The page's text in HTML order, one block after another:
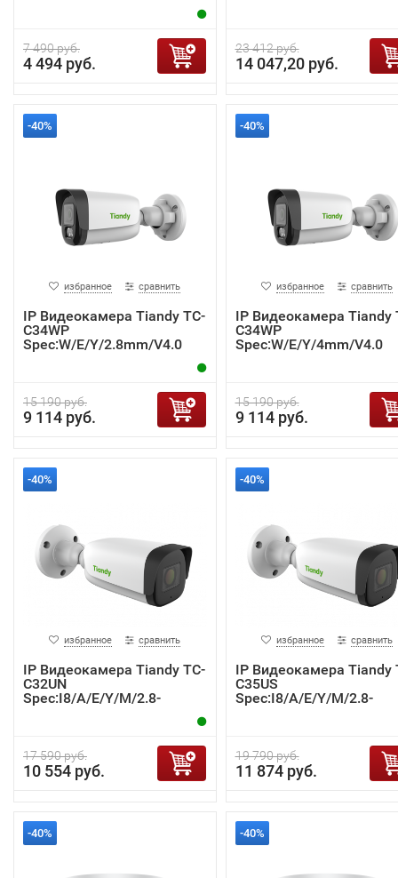
7 490 руб.
4 494 руб.
23 412 руб.
14 047,20 руб.
-40%
избранное сравнить
IP Видеокамера Tiandy TC-
C34WP
Spec:W/E/Y/2.8mm/V4.0
15 190 руб.
9 114 руб.
-40%
избранное сравнить
IP Видеокамера Tiandy
C34WP
Spec:W/E/Y/4mm/V4.0
15 190 руб.
9 114 руб.
-40%
избранное сравнить
IP Видеокамера Tiandy TC-
C32UN
Spec:I8/A/E/Y/M/2.8-
17 590 руб.
10 554 руб.
-40%
избранное сравнить
IP Видеокамера Tiandy
C35US
Spec:I8/A/E/Y/M/2.8-
19 790 руб.
11 874 руб.
-40% -40%